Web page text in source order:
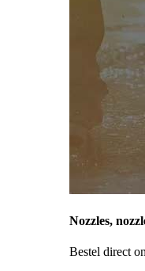
Nozzles,
Bestel direct